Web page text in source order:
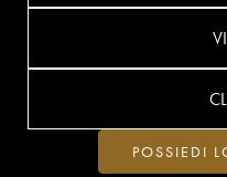
POSSIEDI